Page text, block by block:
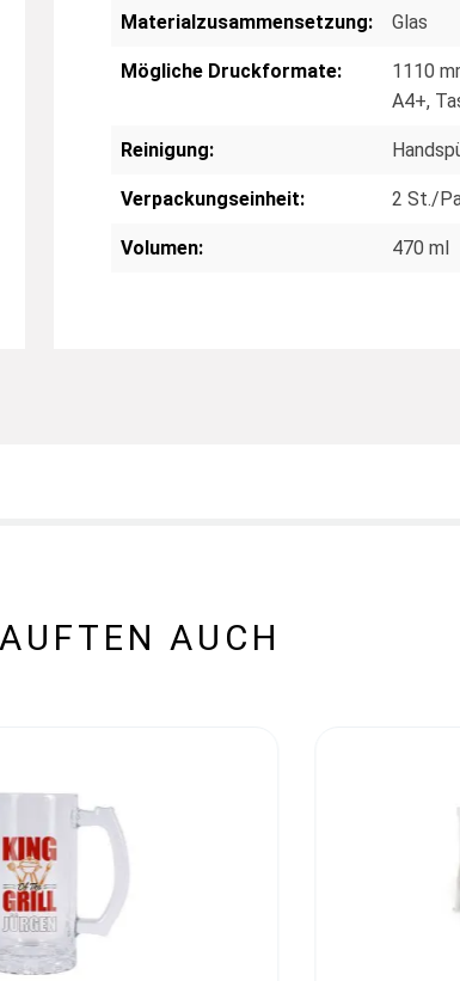
Materialzusammensetzung: Glas
Mögliche Druckformate: 1110
A4+,
Reinigung:
Verpackungseinheit: 2 St./
Volumen: 470 ml
AUCH